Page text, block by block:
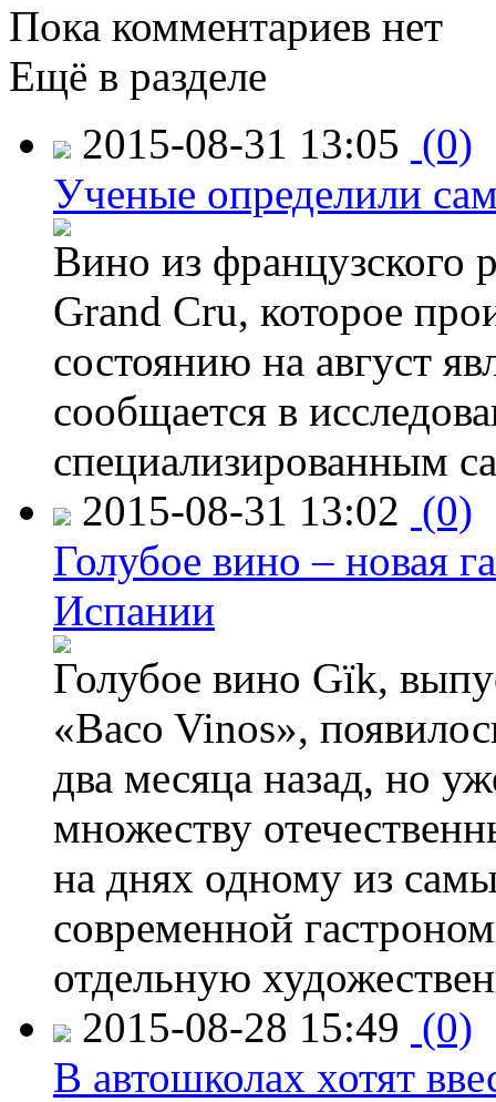
Пока комментариев нет
Ещё в разделе
2015-08-31 13:05 (0)
Ученые определили
Вино из французского
Grand Cru, которое
состоянию на август
сообщается в
специализированным
2015-08-31 13:02 (0)
Голубое вино – новая
Испании
Голубое вино Gïk,
«Baco Vinos»,
два месяца назад, но
множеству
на днях одному из
современной
отдельную
2015-08-28 15:49 (0)
В автошколах хотят